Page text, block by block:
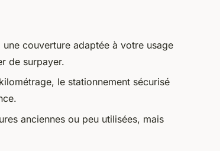
une couverture adaptée à votre usage
de surpayer.
le stationnement sécurisé
anciennes ou peu utilisées, mais